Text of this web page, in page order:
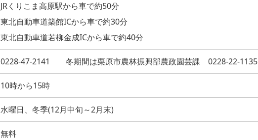
JRくりこま高原駅から車で約50分
東北自動車道築館ICから車で約30分
東北自動車道若柳金成ICから車で約40分
0228-47-2141 冬期間は栗原市農林振興部農政園芸課 0228-22-1135
10時から15時
水曜日、冬季(12月中旬～2月末)
無料